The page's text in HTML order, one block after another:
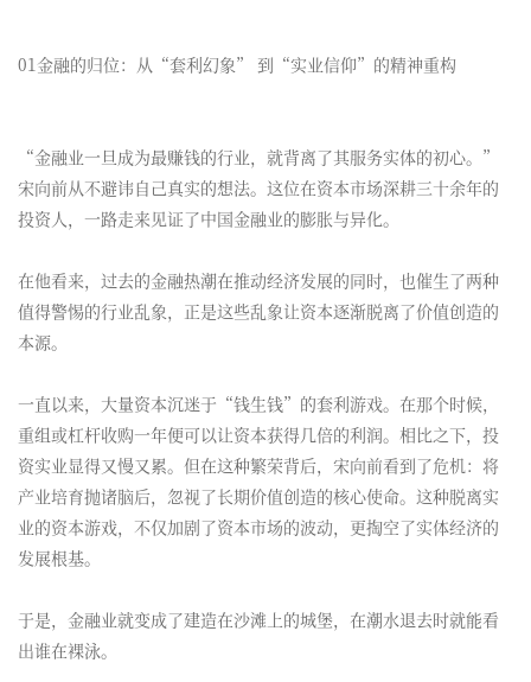
01金融的归位：从“套利幻象” 到“实业信仰”的精神重构
“金融业一旦成为最赚钱的行业，就背离了其服务实体的初心。”
宋向前从不避讳自己真实的想法。这位在资本市场深耕三十余年的
投资人，一路走来见证了中国金融业的膨胀与异化。
在他看来，过去的金融热潮在推动经济发展的同时，也催生了两种
值得警惕的行业乱象，正是这些乱象让资本逐渐脱离了价值创造的
本源。
一直以来，大量资本沉迷于“钱生钱”的套利游戏。在那个时候，
重组或杠杆收购一年便可以让资本获得几倍的利润。相比之下，投
资实业显得又慢又累。但在这种繁荣背后，宋向前看到了危机：将
产业培育抛诸脑后，忽视了长期价值创造的核心使命。这种脱离实
业的资本游戏，不仅加剧了资本市场的波动，更掏空了实体经济的
发展根基。
于是，金融业就变成了建造在沙滩上的城堡，在潮水退去时就能看
出谁在裸泳。